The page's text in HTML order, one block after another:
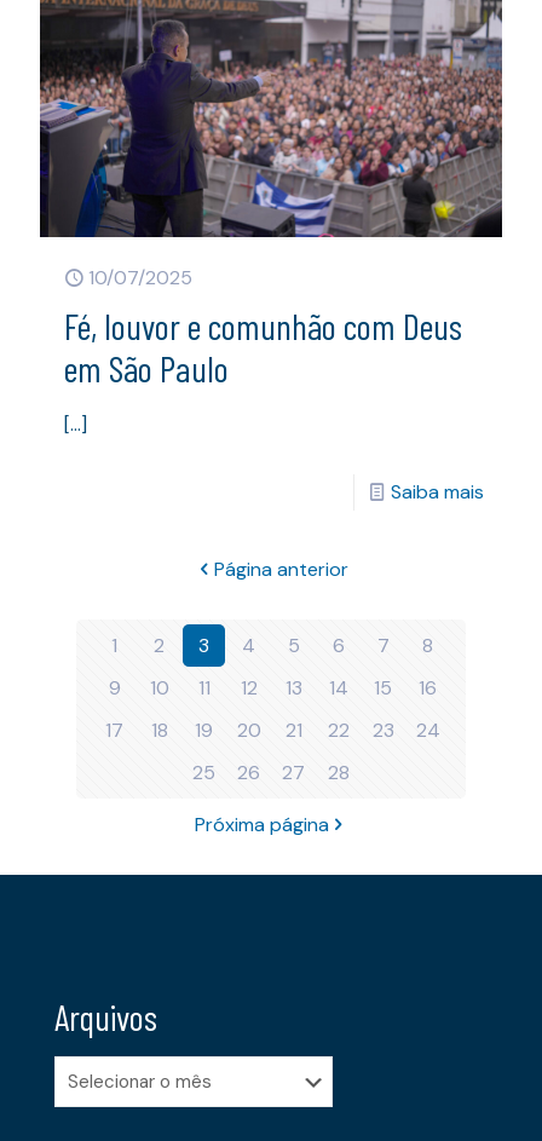
10/07/2025
Fé, louvor e comunhão com Deus
em São Paulo
[…]
Saiba mais
Página anterior
1 2 3 4 5 6 7
8
9
10 11 12 13 14 15
16
17
18 19 20 21 22 23
24
25
26 27 28
Próxima página
Arquivos
Arquivos